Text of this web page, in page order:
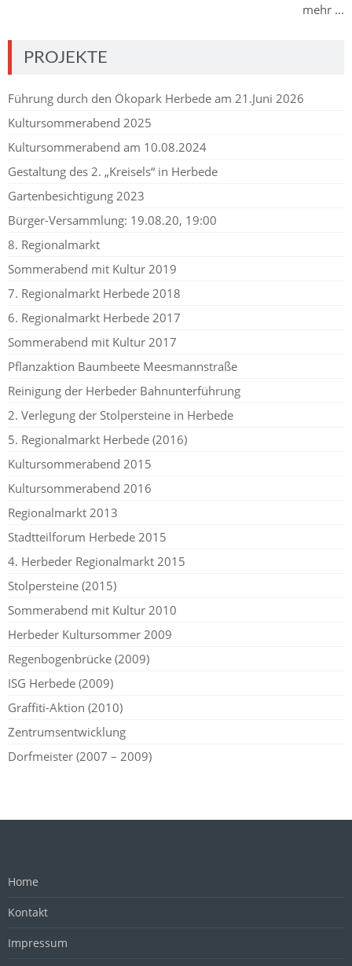
mehr ...
PROJEKTE
Führung durch den Ökopark Herbede am 21.Juni 2026
Kultursommerabend 2025
Kultursommerabend am 10.08.2024
Gestaltung des 2. „Kreisels“ in Herbede
Gartenbesichtigung 2023
Bürger-Versammlung: 19.08.20, 19:00
8. Regionalmarkt
Sommerabend mit Kultur 2019
7. Regionalmarkt Herbede 2018
6. Regionalmarkt Herbede 2017
Sommerabend mit Kultur 2017
Pflanzaktion Baumbeete Meesmannstraße
Reinigung der Herbeder Bahnunterführung
2. Verlegung der Stolpersteine in Herbede
5. Regionalmarkt Herbede (2016)
Kultursommerabend 2015
Kultursommerabend 2016
Regionalmarkt 2013
Stadtteilforum Herbede 2015
4. Herbeder Regionalmarkt 2015
Stolpersteine (2015)
Sommerabend mit Kultur 2010
Herbeder Kultursommer 2009
Regenbogenbrücke (2009)
ISG Herbede (2009)
Graffiti-Aktion (2010)
Zentrumsentwicklung
Dorfmeister (2007 – 2009)
Home
Kontakt
Impressum